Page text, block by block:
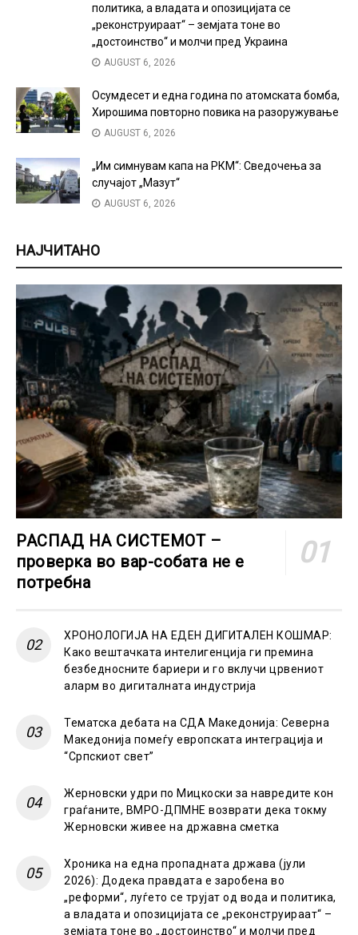
политика, а владата и опозицијата се
„реконструираат“ – земјата тоне во
„достоинство“ и молчи пред Украина
AUGUST 6, 2026
Осумдесет и една година по атомската бомба,
Хирошима повторно повика на разоружување
AUGUST 6, 2026
„Им симнувам капа на РКМ“: Сведочења за
случајот „Мазут“
AUGUST 6, 2026
НАЈЧИТАНО
РАСПАД НА СИСТЕМОТ –
проверка во вар-собата не е
потребна
ХРОНОЛОГИЈА НА ЕДЕН ДИГИТАЛЕН КОШМАР:
Како вештачката интелигенција ги премина
безбедносните бариери и го вклучи црвениот
аларм во дигиталната индустрија
Тематска дебата на СДА Македонија: Северна
Македонија помеѓу европската интеграција и
“Српскиот свет”
Жерновски удри по Мицкоски за навредите кон
граѓаните, ВМРО-ДПМНЕ возврати дека токму
Жерновски живее на државна сметка
Хроника на една пропадната држава (јули
2026): Додека правдата е заробена во
„реформи“, луѓето се трујат од вода и политика,
а владата и опозицијата се „реконструираат“ –
земјата тоне во „достоинство“ и молчи пред